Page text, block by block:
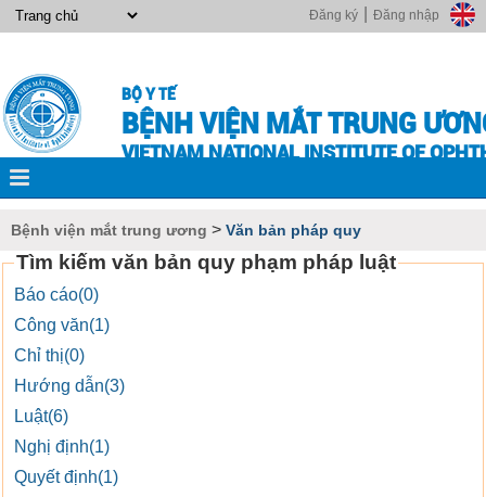
Đăng nhập
Đăng ký
BỘ Y TẾ
BỆNH VIỆN MẮT TRUNG
VIETNAM NATIONAL INSTITUTE OF
Bệnh viện mắt trung ương > Văn bản pháp quy
Tìm kiếm văn bản quy phạm pháp luật
Báo cáo(0)
Công văn(1)
Chỉ thị(0)
Hướng dẫn(3)
Luật(6)
Nghị định(1)
Quyết định(1)